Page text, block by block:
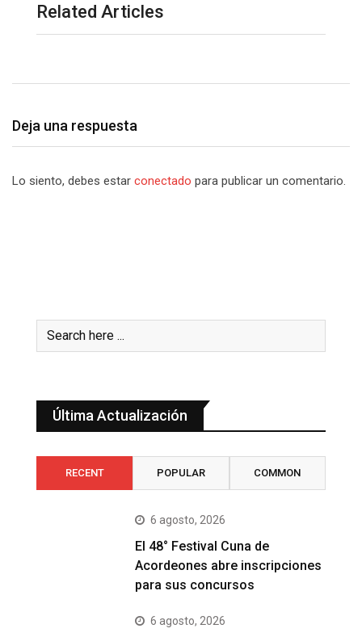
Related Articles
Deja una respuesta
Lo siento, debes estar conectado para publicar un comentario.
Última Actualización
RECENT POPULAR COMMON
6 agosto, 2026
El 48° Festival Cuna de
Acordeones abre inscripciones
para sus concursos
6 agosto, 2026